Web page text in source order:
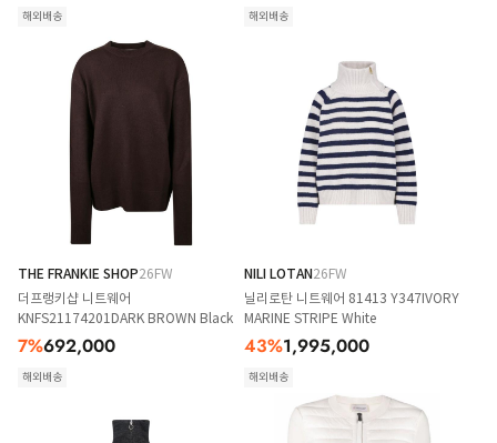
해외배송 해외배송
THE FRANKIE SHOP26FW
더프랭키샵 니트웨어
KNFS21174201DARK BROWN Black
7%692,000
해외배송
NILI LOTAN26FW
닐리로탄 니트웨어 81413 Y347IVORY
MARINE STRIPE White
43%1,995,000
해외배송